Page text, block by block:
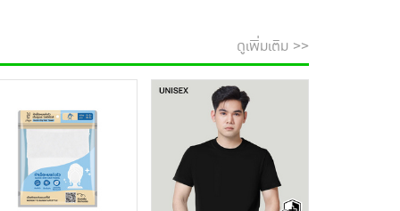
ดูเพิ่มเติม >>